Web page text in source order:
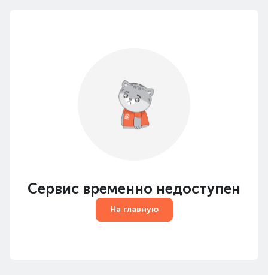
Сервис временно недоступен
На главную